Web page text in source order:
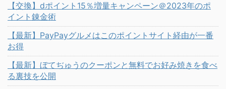
【交換】dポイント15％増量キャンペーン＠2023年のポ
イント錬金術
【最新】PayPayグルメはこのポイントサイト経由が一番
お得
【最新】ぼてぢゅうのクーポンと無料でお好み焼きを食べ
る裏技を公開